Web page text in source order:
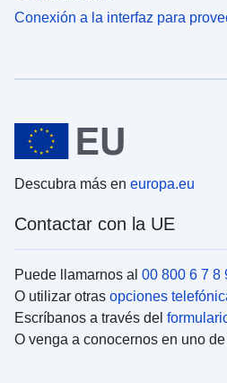
Conexión a la interfaz para
Descubra más en europa.eu
Contactar con la UE
Puede llamarnos al 00 800 6 7 8
O utilizar otras opciones
Escríbanos a través del
O venga a conocernos en uno